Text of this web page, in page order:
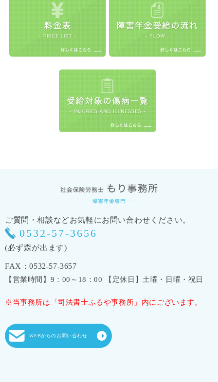
ご質問・相談などお気軽にお問い合わせください。
0532-57-3656
(必ず森が出ます)
FAX：0532-57-3657
【営業時間】9：00～18：00 【定休日】土曜・日曜・祝日
※当事務所は「司法書士ふるや事務所」内にございます。
WEBからのお問い合わせ